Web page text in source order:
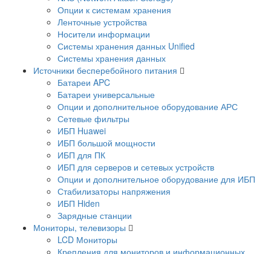
Опции к системам хранения
Ленточные устройства
Носители информации
Системы хранения данных Unified
Системы хранения данных
Источники бесперебойного питания
Батареи APC
Батареи универсальные
Опции и дополнительное оборудование АРС
Сетевые фильтры
ИБП Huawei
ИБП большой мощности
ИБП для ПК
ИБП для серверов и сетевых устройств
Опции и дополнительное оборудование для ИБП
Стабилизаторы напряжения
ИБП Hiden
Зарядные станции
Мониторы, телевизоры
LCD Мониторы
Крепления для мониторов и информационных